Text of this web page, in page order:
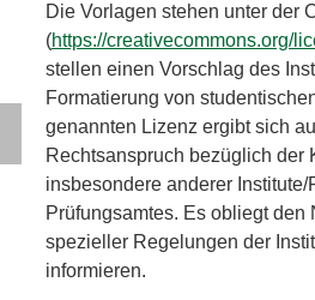
Die Vorlagen stehen unter der
(https://creativecommons.org/
stellen einen Vorschlag des
Formatierung von
genannten Lizenz ergibt sich
Rechtsanspruch bezüglich der
insbesondere anderer
Prüfungsamtes. Es obliegt
spezieller Regelungen der
informieren.